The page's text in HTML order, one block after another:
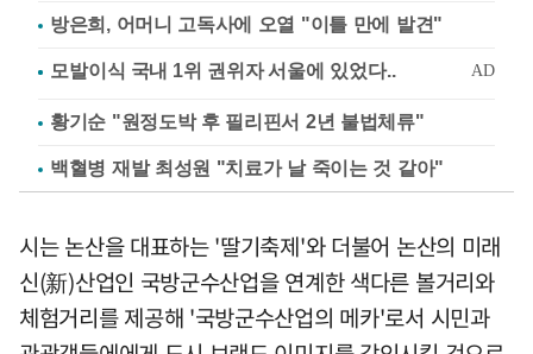
방은희, 어머니 고독사에 오열 "이틀 만에 발견"
황기순 "원정도박 후 필리핀서 2년 불법체류"
백혈병 재발 최성원 "치료가 날 죽이는 것 같아"
시는 논산을 대표하는 '딸기축제'와 더불어 논산의 미래
신(新)산업인 국방군수산업을 연계한 색다른 볼거리와
체험거리를 제공해 '국방군수산업의 메카'로서 시민과